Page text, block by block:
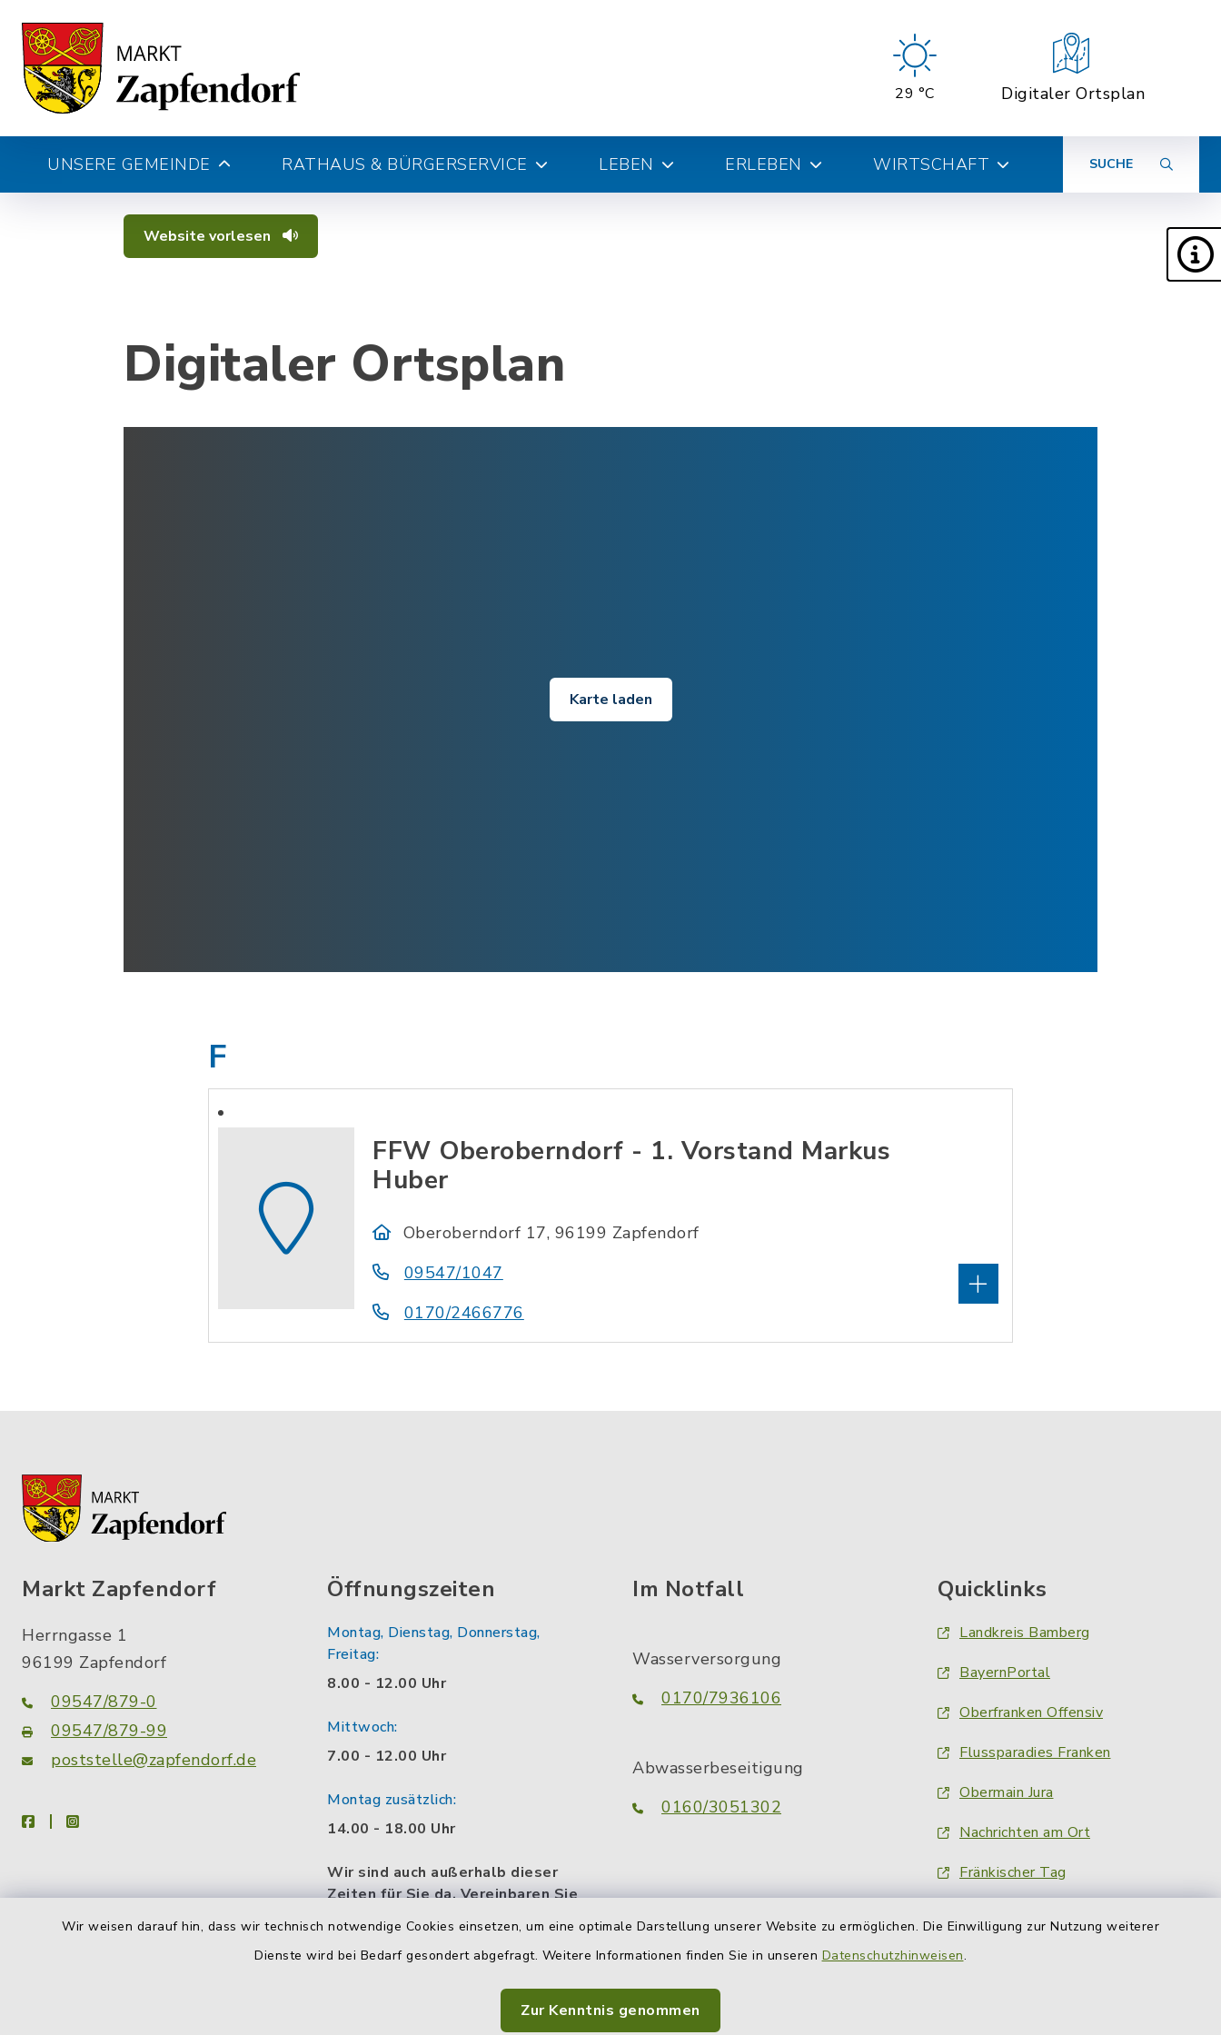
Wir weisen darauf hin, dass wir technisch notwendige Cookies einsetzen, um eine optimale Darstellung unserer Website zu ermöglichen. Die Einwilligung zur Nutzung weiterer
Dienste wird bei Bedarf gesondert abgefragt. Weitere Informationen finden Sie in unseren Datenschutzhinweisen.
Zur Kenntnis genommen
29 °C Digitaler Ortsplan
UNSERE GEMEINDE RATHAUS & BÜRGERSERVICE LEBEN ERLEBEN WIRTSCHAFT SUCHE
Website vorlesen
Digitaler Ortsplan
Karte laden
F
FFW Oberoberndorf - 1. Vorstand Markus
Huber
Oberoberndorf 17, 96199 Zapfendorf
09547/1047
0170/2466776
Markt Zapfendorf
Herrngasse 1
96199 Zapfendorf
09547/879-0
09547/879-99
poststelle@zapfendorf.de
facebookinstagram
Öffnungszeiten
Montag, Dienstag, Donnerstag,
Freitag:
8.00 - 12.00 Uhr
Mittwoch:
7.00 - 12.00 Uhr
Montag zusätzlich:
14.00 - 18.00 Uhr
Wir sind auch außerhalb dieser
Zeiten für Sie da. Vereinbaren Sie
Gesprächstermin.
Im Notfall
Wasserversorgung
0170/7936106
Abwasserbeseitigung
0160/3051302
Quicklinks
Landkreis Bamberg
BayernPortal
Oberfranken Offensiv
Flussparadies Franken
Obermain Jura
Nachrichten am Ort
Fränkischer Tag
Obermain-Tagblatt